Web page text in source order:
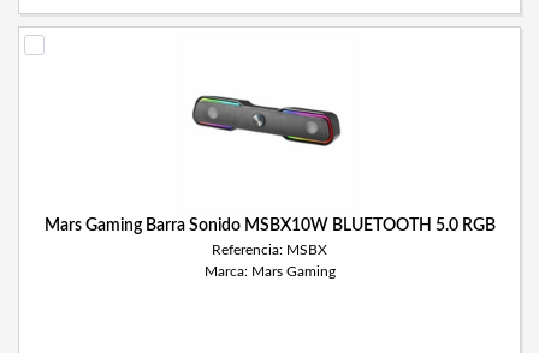
Mars Gaming Barra Sonido MSBX10W BLUETOOTH 5.0 RGB
Referencia: MSBX
Marca: Mars Gaming